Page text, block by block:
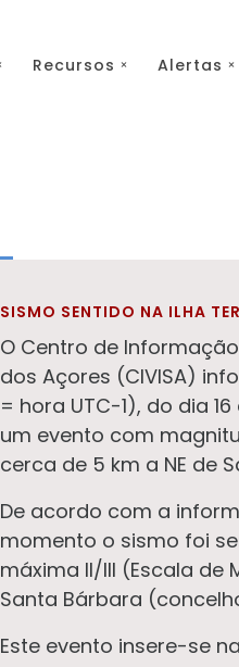
Recursos Alertas
SISMO SENTIDO NA ILHA
O Centro de
dos Açores (CIVISA)
= hora UTC-1), do dia
um evento com
cerca de 5 km a NE de
De acordo com a
momento o sismo foi
máxima II/III (Escala de
Santa Bárbara
Este evento insere-se